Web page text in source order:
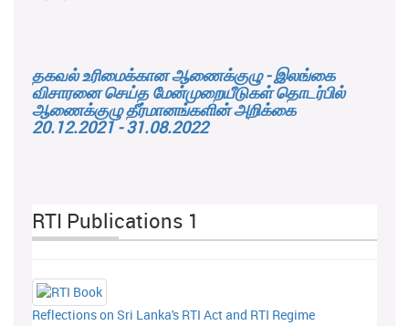
தகவல் உரிமைக்கான ஆணைக்குழு - இலங்கை
விசாரனை செய்த மேன்முறையீடுகள் தொடர்பில்
ஆணைக்குழு தீர்மானங்களின் அறிக்கை
20.12.2021 - 31.08.2022
RTI Publications 1
Reflections on Sri Lanka's RTI Act and RTI Regime